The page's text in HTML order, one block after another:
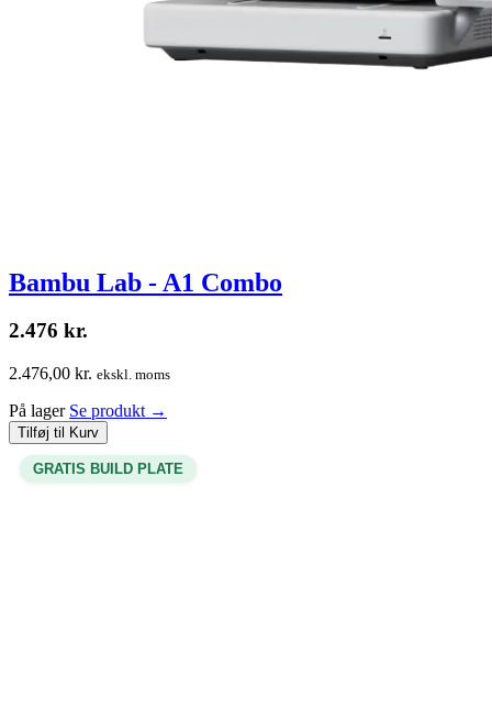
Bambu Lab - A1 Combo
2.476 kr.
2.476,00 kr. ekskl. moms
På lager Se produkt →
Tilføj til Kurv
GRATIS BUILD PLATE